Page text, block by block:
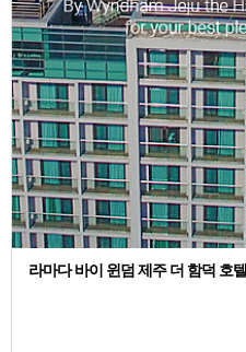
라마다 바이 윈덤 제주 더 함덕 호텔